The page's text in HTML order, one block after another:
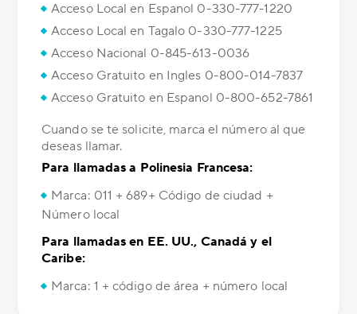
Acceso Local en Espanol 0-330-777-1220
Acceso Local en Tagalo 0-330-777-1225
Acceso Nacional 0-845-613-0036
Acceso Gratuito en Ingles 0-800-014-7837
Acceso Gratuito en Espanol 0-800-652-7861
Cuando se te solicite, marca el número al que
deseas llamar.
Para llamadas a Polinesia Francesa:
Marca: 011 + 689+ Código de ciudad +
Número local
Para llamadas en EE. UU., Canadá y el
Caribe:
Marca: 1 + código de área + número local